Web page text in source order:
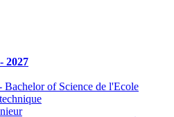
2027
Bachelor of Science de l'Ecole